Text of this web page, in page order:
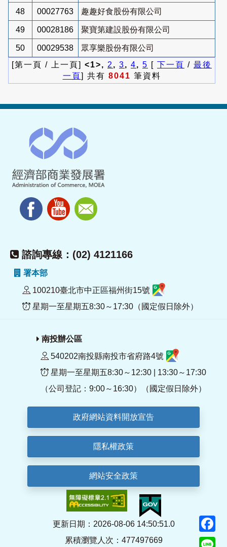
48 00027763 趣趣好食股份有限公司
49 00028186 聚寶第建設股份有限公司
50 00029538
眾享樂股份有限公司
[第一頁 / 上一頁] <1>, 2 , 3, 4, 5 [ 下一頁 / 最後
一頁] 共有 8041 筆資料
諮詢專線：(02) 4121166
署本部
100210臺北市中正區福州街15號
星期一至星期五8:30～17:30（國定假日除外）
南投辦公區
540202南投縣南投市省府路4號
星期一至星期五8:30～12:30 | 13:30～17:30
（公司登記：9:00～16:30）（國定假日除外）
政府網站資料開放宣告
隱私權政策
網站安全政策
更新日期：2026-08-06 14:50:51.0
累積瀏覽人次：477497669